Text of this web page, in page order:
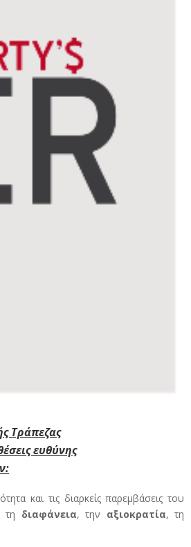
Τράπεζας
ευθύνης
και τις διαρκείς παρεμβάσεις του
τη διαφάνεια, την αξιοκρατία, τη